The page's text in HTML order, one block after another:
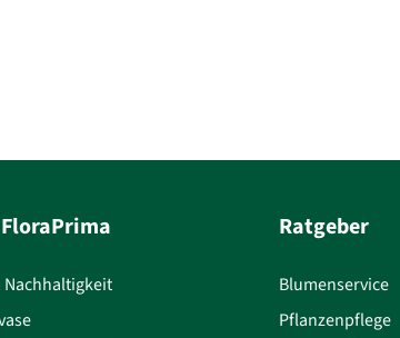
Nachhaltigkeit
Ratgeber
Blumenservice
Pflanzenpflege